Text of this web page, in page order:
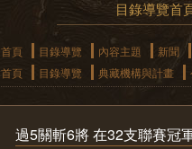
目錄導覽首
首頁 目錄導覽 內容主題 新聞
首頁
目錄導覽 典藏機構與計畫
過5關斬6將 在32支聯賽冠